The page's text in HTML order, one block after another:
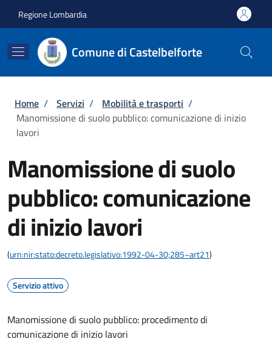
Regione Lombardia
Comune di Castelbelforte
Briciole di pane
Home / Servizi / Mobilità e trasporti /
Manomissione di suolo pubblico: comunicazione di inizio
lavori
Manomissione di suolo
pubblico: comunicazione
di inizio lavori
(urn:nir:stato:decreto.legislativo:1992-04-30;285~art21)
Servizio attivo
Manomissione di suolo pubblico: procedimento di
comunicazione di inizio lavori